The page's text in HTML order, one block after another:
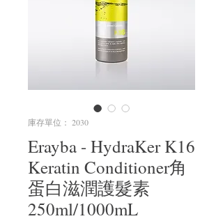
庫存單位： 2030
Erayba - HydraKer K16
Keratin Conditioner角
蛋白滋潤護髮素
250ml/1000mL